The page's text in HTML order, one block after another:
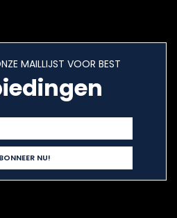
MAILLIJST VOOR BEST